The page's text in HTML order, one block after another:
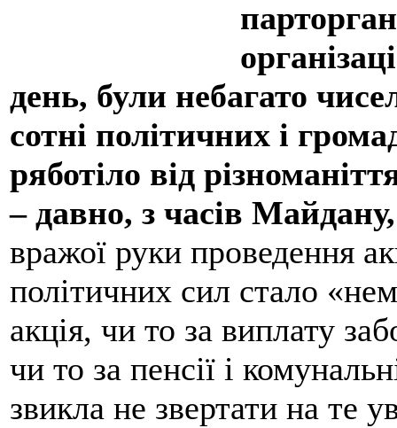
день, були небагато
сотні політичних і
ряботіло від
– давно, з часів
вражої руки проведення
політичних сил стало
акція, чи то за виплату
чи то за пенсії і
звикла не звертати на те